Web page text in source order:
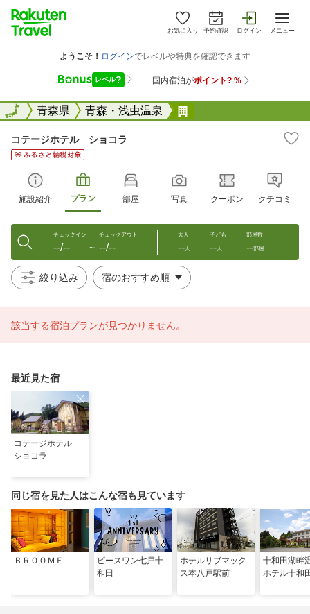
お気に入り 予約確認 ログイン メニュー
全国青森県 青森・浅虫温泉
全国
コテージホテル ショコラ
施設紹介 プラン 部屋 写真 クーポン クチコミ
チェックイン
--/-- 〜
チェックアウト
--/--
大人
--人
子ども
--人
部屋数
--部屋
絞り込み
該当する宿泊プランが見つかりません。
最近見た宿
コテージホテル
ショコラ
同じ宿を見た人はこんな宿も見ています
ＢＲＯＯＭＥ
ピースワン七戸十
和田
ホテルリブマック
ス本八戸駅前
十和田湖
ホテル十和